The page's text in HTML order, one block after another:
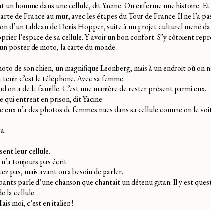
homme dans une cellule, dit Yacine. On enferme une histoire. Et
de France au mur, avec les étapes du Tour de France. Il ne l’a
d’un tableau de Denis Hopper, suite à un projet culturel mené
l’espace de sa cellule. Y avoir un bon confort. S’y côtoient
poster de moto, la carte du monde.
de son chien, un magnifique Leonberg, mais à un endroit où on
c’est le téléphone. Avec sa femme.
on a de la famille. C’est une manière de rester présent parmi eux.
qui entrent en prison, dit Yacine
n’a des photos de femmes nues dans sa cellule comme on le
leur cellule.
toujours pas écrit :
pas, mais avant on a besoin de parler.
parle d’une chanson que chantait un détenu gitan. Il y est
la cellule.
moi, c’est en italien !